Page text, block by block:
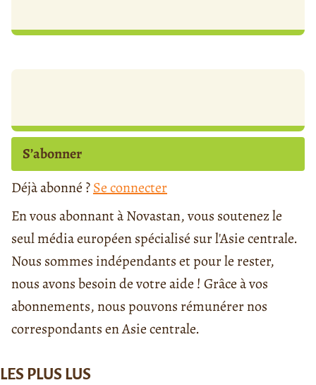
S’abonner
Déjà abonné ?Se connecter
En vous abonnant à Novastan, vous soutenez le
seul média européen spécialisé sur l'Asie centrale.
Nous sommes indépendants et pour le rester,
nous avons besoin de votre aide ! Grâce à vos
abonnements, nous pouvons rémunérer nos
correspondants en Asie centrale.
LES PLUS LUS